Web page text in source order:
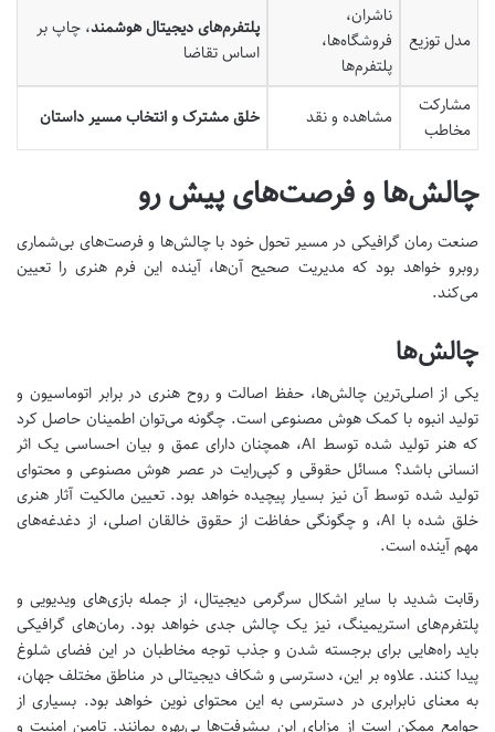
مدل توزیع
ناشران،
فروشگاه‌ها،
پلتفرم‌ها
پلتفرم‌های دیجیتال هوشمند، چاپ بر
اساس تقاضا
مشارکت
مخاطب
مشاهده و نقد خلق مشترک و انتخاب مسیر داستان
چالش‌ها و فرصت‌های پیش رو
صنعت رمان گرافیکی در مسیر تحول خود با چالش‌ها و فرصت‌های بی‌شماری
روبرو خواهد بود که مدیریت صحیح آن‌ها، آینده این فرم هنری را تعیین
می‌کند.
چالش‌ها
یکی از اصلی‌ترین چالش‌ها، حفظ اصالت و روح هنری در برابر اتوماسیون و
تولید انبوه با کمک هوش مصنوعی است. چگونه می‌توان اطمینان حاصل کرد
که هنر تولید شده توسط AI، همچنان دارای عمق و بیان احساسی یک اثر
انسانی باشد؟ مسائل حقوقی و کپی‌رایت در عصر هوش مصنوعی و محتوای
تولید شده توسط آن نیز بسیار پیچیده خواهد بود. تعیین مالکیت آثار هنری
خلق شده با AI، و چگونگی حفاظت از حقوق خالقان اصلی، از دغدغه‌های
مهم آینده است.
رقابت شدید با سایر اشکال سرگرمی دیجیتال، از جمله بازی‌های ویدیویی و
پلتفرم‌های استریمینگ، نیز یک چالش جدی خواهد بود. رمان‌های گرافیکی
باید راه‌هایی برای برجسته شدن و جذب توجه مخاطبان در این فضای شلوغ
پیدا کنند. علاوه بر این، دسترسی و شکاف دیجیتالی در مناطق مختلف جهان،
به معنای نابرابری در دسترسی به این محتوای نوین خواهد بود. بسیاری از
جوامع ممکن است از مزایای این پیشرفت‌ها بی‌بهره بمانند. تامین امنیت و